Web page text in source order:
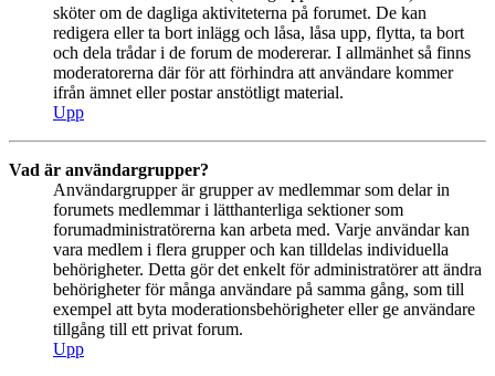
sköter om de dagliga aktiviteterna på forumet. De kan
redigera eller ta bort inlägg och låsa, låsa upp, flytta, ta bort
och dela trådar i de forum de modererar. I allmänhet så finns
moderatorerna där för att förhindra att användare kommer
ifrån ämnet eller postar anstötligt material.
Upp
Vad är användargrupper?
Användargrupper är grupper av medlemmar som delar in
forumets medlemmar i lätthanterliga sektioner som
forumadministratörerna kan arbeta med. Varje användar kan
vara medlem i flera grupper och kan tilldelas individuella
behörigheter. Detta gör det enkelt för administratörer att ändra
behörigheter för många användare på samma gång, som till
exempel att byta moderationsbehörigheter eller ge användare
tillgång till ett privat forum.
Upp